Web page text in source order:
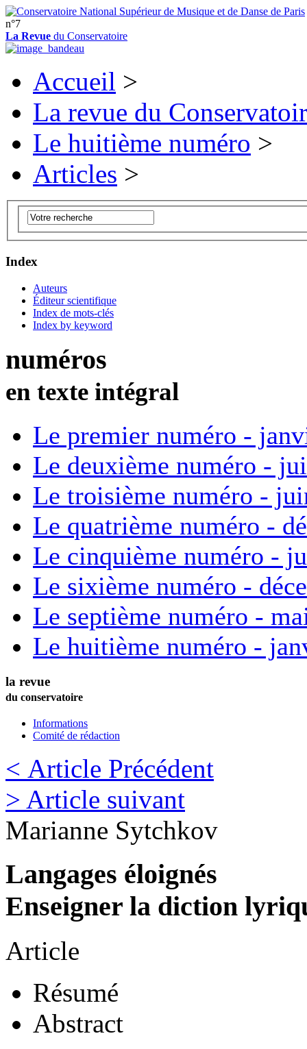
n°7
La Revue du Conservatoire
Accueil >
La revue du
Le huitième numéro >
Articles >
Index
Auteurs
Éditeur scientifique
Index de mots-clés
Index by keyword
numéros
en texte intégral
Le premier numéro -
Le deuxième numéro -
Le troisième numéro -
Le quatrième numéro -
Le cinquième numéro -
Le sixième numéro -
Le septième numéro -
Le huitième numéro -
la revue
du conservatoire
Informations
Comité de rédaction
< Article Précédent
> Article suivant
Marianne Sytchkov
Langages éloignés
Enseigner la diction
Article
Résumé
Abstract